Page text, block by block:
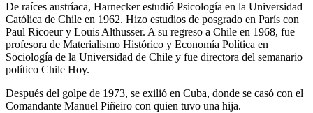
De raíces austríaca, Harnecker estudió Psicología en la Universidad
Católica de Chile en 1962. Hizo estudios de posgrado en París con
Paul Ricoeur y Louis Althusser. A su regreso a Chile en 1968, fue
profesora de Materialismo Histórico y Economía Política en
Sociología de la Universidad de Chile y fue directora del semanario
político Chile Hoy.
Después del golpe de 1973, se exilió en Cuba, donde se casó con el
Comandante Manuel Piñeiro con quien tuvo una hija.